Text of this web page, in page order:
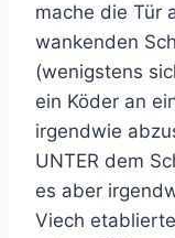
mache die Tür
wankenden
(wenigstens
ein Köder an
irgendwie
UNTER dem
es aber
Viech